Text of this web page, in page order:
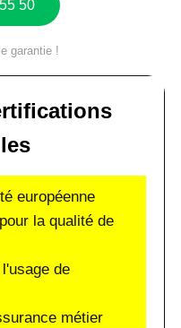
50
garantie !
européenne
la qualité de
de
métier